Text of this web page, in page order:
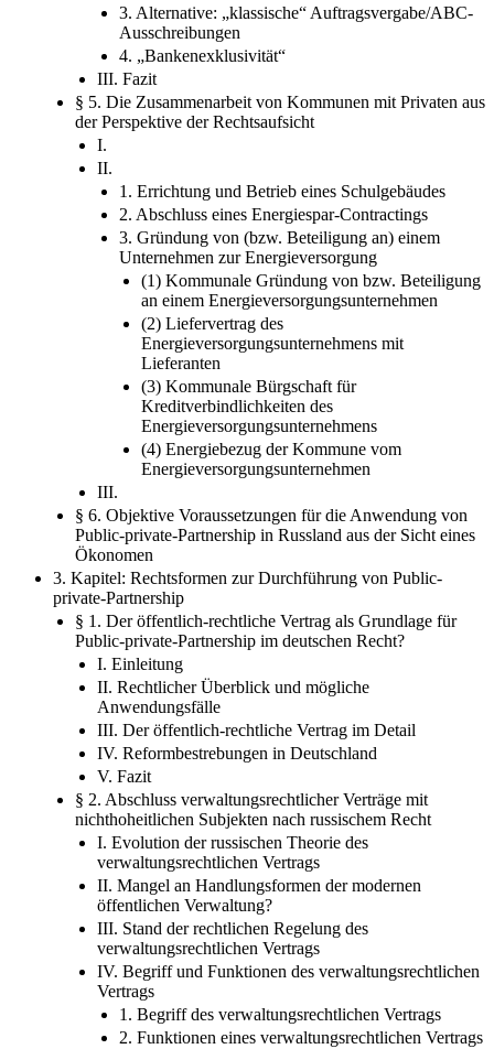
3. Alternative: „klassische“ Auftragsvergabe/ABC-
Ausschreibungen
4. „Bankenexklusivität“
III. Fazit
§ 5. Die Zusammenarbeit von Kommunen mit Privaten aus
der Perspektive der Rechtsaufsicht
I.
II.
1. Errichtung und Betrieb eines Schulgebäudes
2. Abschluss eines Energiespar-Contractings
3. Gründung von (bzw. Beteiligung an) einem
Unternehmen zur Energieversorgung
(1) Kommunale Gründung von bzw. Beteiligung
an einem Energieversorgungsunternehmen
(2) Liefervertrag des
Energieversorgungsunternehmens mit
Lieferanten
(3) Kommunale Bürgschaft für
Kreditverbindlichkeiten des
Energieversorgungsunternehmens
(4) Energiebezug der Kommune vom
Energieversorgungsunternehmen
III.
§ 6. Objektive Voraussetzungen für die Anwendung von
Public-private-Partnership in Russland aus der Sicht eines
Ökonomen
3. Kapitel: Rechtsformen zur Durchführung von Public-
private-Partnership
§ 1. Der öffentlich-rechtliche Vertrag als Grundlage für
Public-private-Partnership im deutschen Recht?
I. Einleitung
II. Rechtlicher Überblick und mögliche
Anwendungsfälle
III. Der öffentlich-rechtliche Vertrag im Detail
IV. Reformbestrebungen in Deutschland
V. Fazit
§ 2. Abschluss verwaltungsrechtlicher Verträge mit
nichthoheitlichen Subjekten nach russischem Recht
I. Evolution der russischen Theorie des
verwaltungsrechtlichen Vertrags
II. Mangel an Handlungsformen der modernen
öffentlichen Verwaltung?
III. Stand der rechtlichen Regelung des
verwaltungsrechtlichen Vertrags
IV. Begriff und Funktionen des verwaltungsrechtlichen
Vertrags
1. Begriff des verwaltungsrechtlichen Vertrags
2. Funktionen eines verwaltungsrechtlichen Vertrags